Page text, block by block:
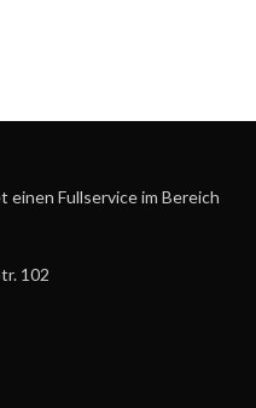
Fullservice im Bereich
102